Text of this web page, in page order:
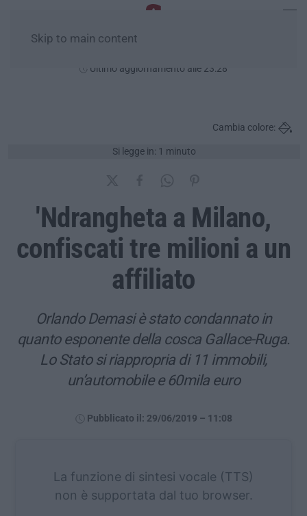
Skip to main content
Ultimo aggiornamento alle 23:28
Si legge in: 1 minuto
Cambia colore:
'Ndrangheta a Milano,
confiscati tre milioni a un
affiliato
Orlando Demasi è stato condannato in
quanto esponente della cosca Gallace-Ruga.
Lo Stato si riappropria di 11 immobili,
un’automobile e 60mila euro
Pubblicato il: 29/06/2019 – 11:08
La funzione di sintesi vocale (TTS)
non è supportata dal tuo browser.